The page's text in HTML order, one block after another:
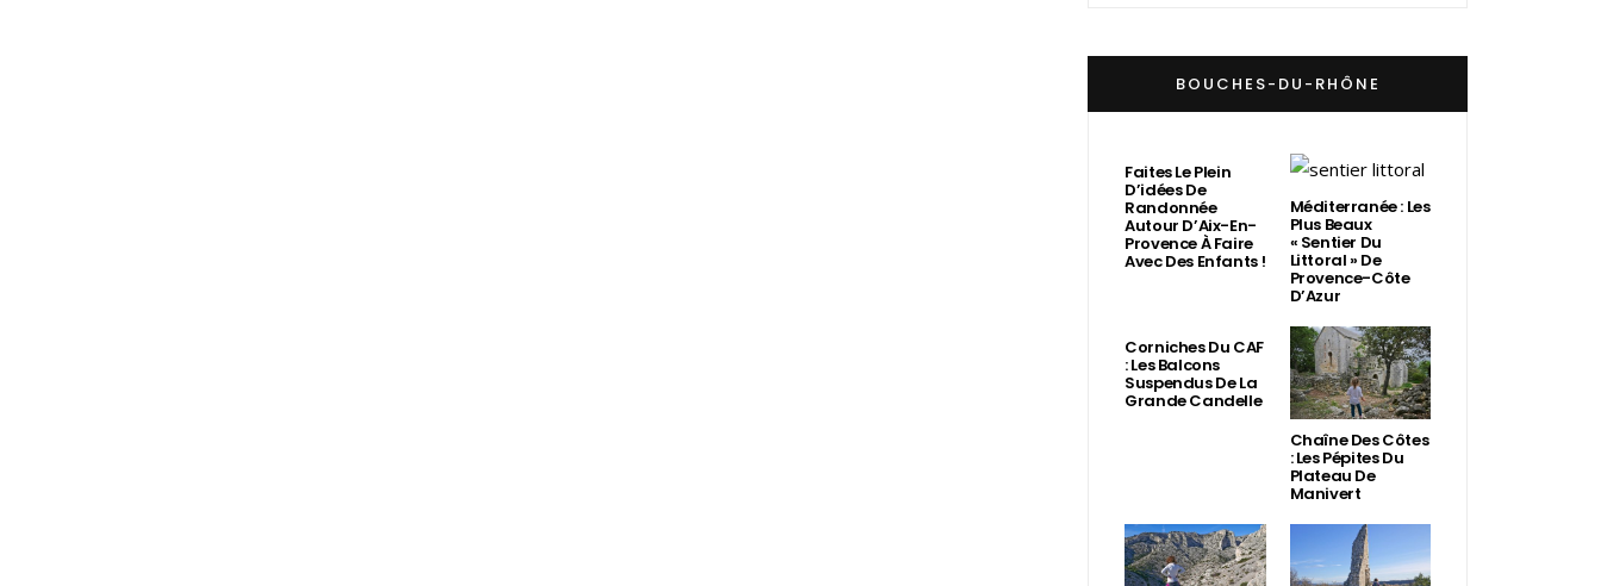
BOUCHES-DU-RHÔNE
Faites Le Plein
D’idées De
Randonnée
Autour D’Aix-En-
Provence À Faire
Avec Des Enfants !
Méditerranée : Les
Plus Beaux
« Sentier Du
Littoral » De
Provence-Côte
D’Azur
Corniches Du CAF
: Les Balcons
Suspendus De La
Grande Candelle
Chaîne Des Côtes
: Les Pépites Du
Plateau De
Manivert